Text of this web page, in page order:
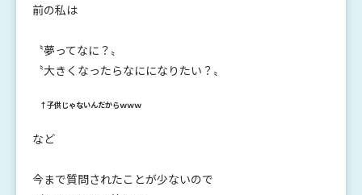
前の私は
〝夢ってなに？〟
〝大きくなったらなにになりたい？〟
↑子供じゃないんだからｗｗｗ
など
今まで質問されたことが少ないので